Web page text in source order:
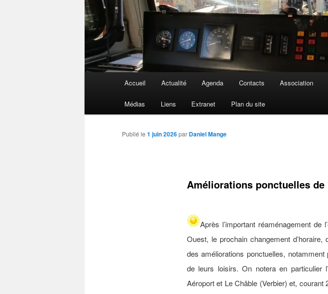
Accueil Actualité Agenda Contacts Association
Médias Liens Extranet Plan du site
Améliorations ponctuelles de
Publié le 1 juin 2026par Daniel Mange
Après l’important réaménagement
Ouest, le prochain changement
des améliorations ponctuelles,
de leurs loisirs. On notera en particulier
Aéroport et Le Châble (Verbier) et, courant